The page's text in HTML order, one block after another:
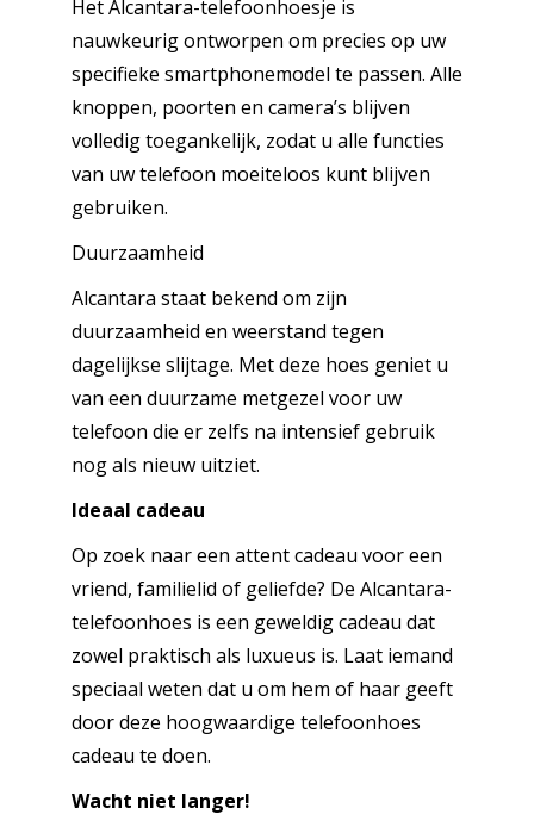
Het Alcantara-telefoonhoesje is
nauwkeurig ontworpen om precies op uw
specifieke smartphonemodel te passen. Alle
knoppen, poorten en camera’s blijven
volledig toegankelijk, zodat u alle functies
van uw telefoon moeiteloos kunt blijven
gebruiken.
Duurzaamheid
Alcantara staat bekend om zijn
duurzaamheid en weerstand tegen
dagelijkse slijtage. Met deze hoes geniet u
van een duurzame metgezel voor uw
telefoon die er zelfs na intensief gebruik
nog als nieuw uitziet.
Ideaal cadeau
Op zoek naar een attent cadeau voor een
vriend, familielid of geliefde? De Alcantara-
telefoonhoes is een geweldig cadeau dat
zowel praktisch als luxueus is. Laat iemand
speciaal weten dat u om hem of haar geeft
door deze hoogwaardige telefoonhoes
cadeau te doen.
Wacht niet langer!